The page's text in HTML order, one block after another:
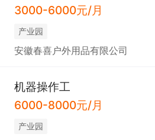
3000-6000元/月
产业园
安徽春喜户外用品有限公司
机器操作工
6000-8000元/月
产业园